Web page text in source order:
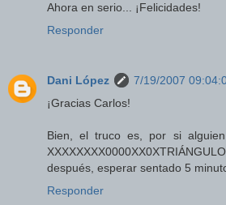
Ahora en serio... ¡Felicidades!
Responder
Dani López
7/19/2007
¡Gracias Carlos!
Bien, el truco es, por si
después, esperar sentado 5
Responder